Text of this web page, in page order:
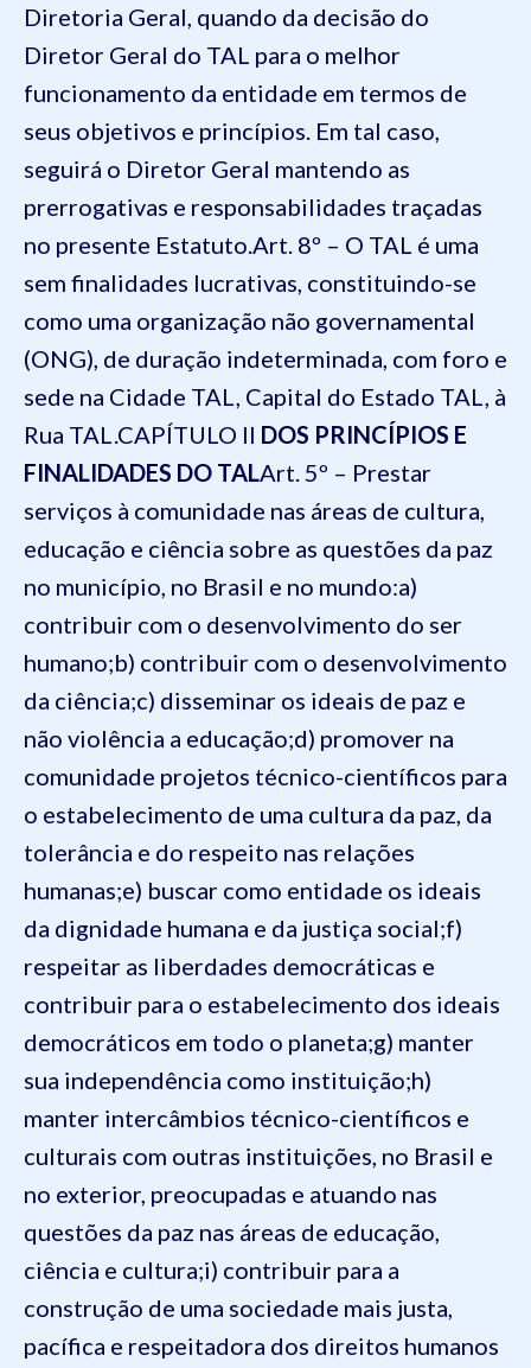
Diretoria Geral, quando da decisão do
Diretor Geral do TAL para o melhor
funcionamento da entidade em termos de
seus objetivos e princípios. Em tal caso,
seguirá o Diretor Geral mantendo as
prerrogativas e responsabilidades traçadas
no presente Estatuto.Art. 8º – O TAL é uma
sem finalidades lucrativas, constituindo-se
como uma organização não governamental
(ONG), de duração indeterminada, com foro e
sede na Cidade TAL, Capital do Estado TAL, à
Rua TAL.CAPÍTULO II DOS PRINCÍPIOS E
FINALIDADES DO TALArt. 5º – Prestar
serviços à comunidade nas áreas de cultura,
educação e ciência sobre as questões da paz
no município, no Brasil e no mundo:a)
contribuir com o desenvolvimento do ser
humano;b) contribuir com o desenvolvimento
da ciência;c) disseminar os ideais de paz e
não violência a educação;d) promover na
comunidade projetos técnico-científicos para
o estabelecimento de uma cultura da paz, da
tolerância e do respeito nas relações
humanas;e) buscar como entidade os ideais
da dignidade humana e da justiça social;f)
respeitar as liberdades democráticas e
contribuir para o estabelecimento dos ideais
democráticos em todo o planeta;g) manter
sua independência como instituição;h)
manter intercâmbios técnico-científicos e
culturais com outras instituições, no Brasil e
no exterior, preocupadas e atuando nas
questões da paz nas áreas de educação,
ciência e cultura;i) contribuir para a
construção de uma sociedade mais justa,
pacífica e respeitadora dos direitos humanos